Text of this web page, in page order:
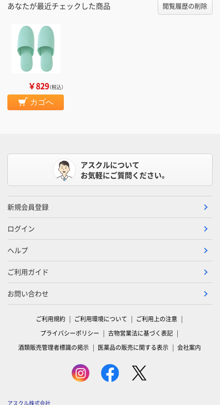
あなたが最近チェックした商品 閲覧履歴の削除
￥829（税込）
カゴへ
アスクルについて
お気軽にご質問ください。
新規会員登録
ログイン
ヘルプ
ご利用ガイド
お問い合わせ
ご利用規約 ご利用環境について
ご利用上の注意
プライバシーポリシー
古物営業法に基づく表記
酒類販売管理者標識の掲示
医薬品の販売に関する表示 会社案内
アスクル株式会社